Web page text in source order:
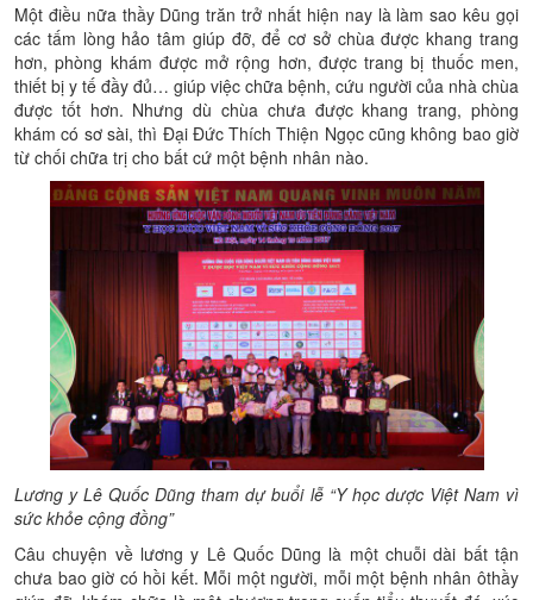
Một điều nữa thầy Dũng trăn trở nhất hiện nay là làm sao kêu gọi
các tấm lòng hảo tâm giúp đỡ, để cơ sở chùa được khang trang
hơn, phòng khám được mở rộng hơn, được trang bị thuốc men,
thiết bị y tế đầy đủ… giúp việc chữa bệnh, cứu người của nhà chùa
được tốt hơn. Nhưng dù chùa chưa được khang trang, phòng
khám có sơ sài, thì Đại Đức Thích Thiện Ngọc cũng không bao giờ
từ chối chữa trị cho bất cứ một bệnh nhân nào.
Lương y Lê Quốc Dũng tham dự buổi lễ “Y học dược Việt Nam vì
sức khỏe cộng đồng”
Câu chuyện về lương y Lê Quốc Dũng là một chuỗi dài bất tận
chưa bao giờ có hồi kết. Mỗi một người, mỗi một bệnh nhân ôthầy